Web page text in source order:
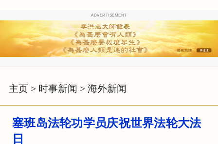
ADVERTISEMENT
主页 > 时事新闻 > 海外新闻
塞班岛法轮功学员庆祝世界法轮大法
日